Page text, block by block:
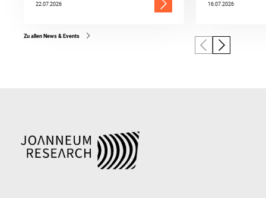
22.07.2026 16.07.2026
Zu allen News & Events